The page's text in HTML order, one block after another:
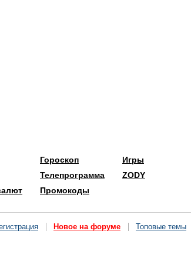
Гороскоп
Телепрограмма
Промокоды
Игры
ZODY
Новое на форуме Топовые темы